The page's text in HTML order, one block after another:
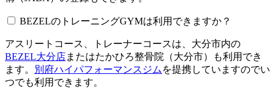
BEZELのトレーニングGYMは利用できますか？​​​​​
アスリートコース、トレーナーコースは、大分市内の
BEZEL大分店またはたかひろ整骨院（大分市）も利用でき
ます。
別府ハイパフォーマンスジム を提携していますのでい
つでも利用できます。